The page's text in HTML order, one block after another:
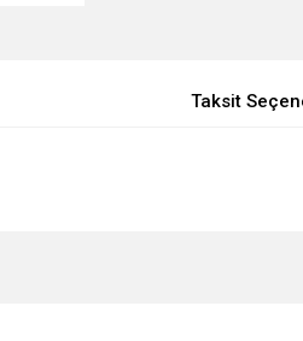
Taksit